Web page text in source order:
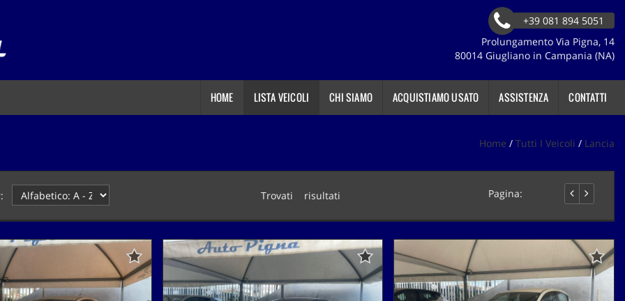
+39 081 894 5051
Prolungamento Via Pigna, 14
80014 Giugliano in Campania (NA)
HOME LISTA VEICOLI CHI SIAMO ACQUISTIAMO USATO ASSISTENZA CONTATTI
Home / Tutti I Veicoli / Lancia
Trovati risultati Pagina: